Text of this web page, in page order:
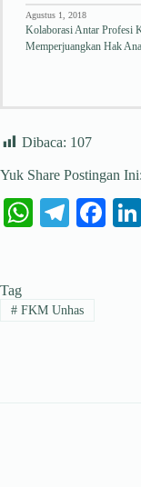
Agustus 1, 2018
Kolaborasi Antar Profesi
Memperjuangkan Hak
Dibaca: 107
Yuk Share Postingan Ini:
W
A
Te
a
Fa
Tag
#FKM Unhas